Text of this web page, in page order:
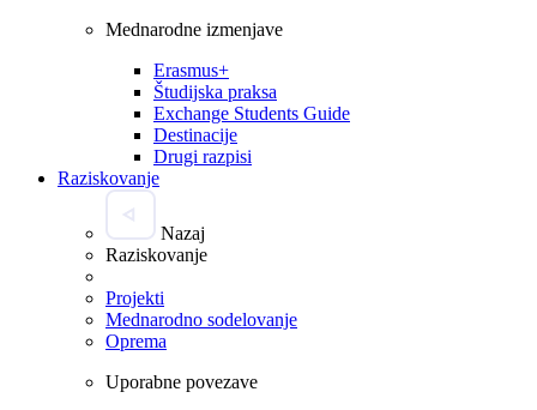
Mednarodne izmenjave
Erasmus+
Študijska praksa
Exchange Students Guide
Destinacije
Drugi razpisi
Raziskovanje
Nazaj
Raziskovanje
Projekti
Mednarodno sodelovanje
Oprema
Uporabne povezave